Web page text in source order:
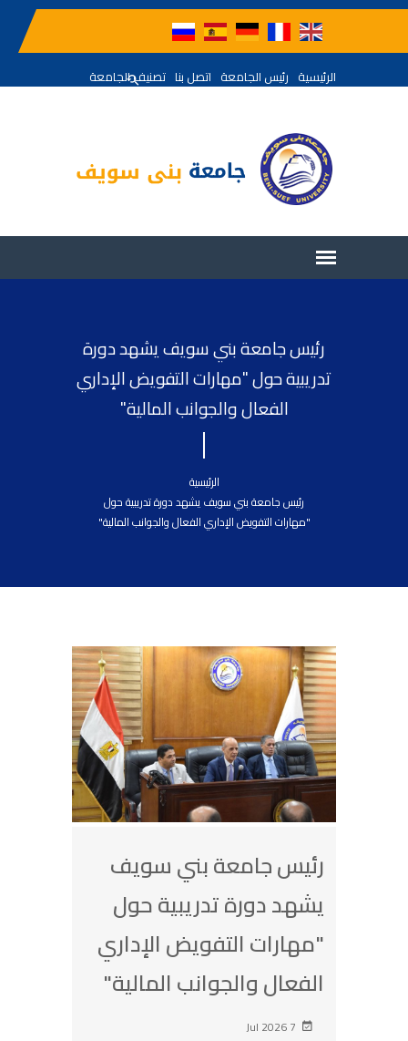
الرئيسية رئيس الجامعة اتصل بنا تصنيف الجامعة
رئيس جامعة بني سويف يشهد دورة
تدريبية حول "مهارات التفويض الإداري
الفعال والجوانب المالية"
الرئيسية
رئيس جامعة بني سويف يشهد دورة تدريبية حول
"مهارات التفويض الإداري الفعال والجوانب المالية"
رئيس جامعة بني سويف
يشهد دورة تدريبية حول
"مهارات التفويض الإداري
الفعال والجوانب المالية"
7 Jul 2026